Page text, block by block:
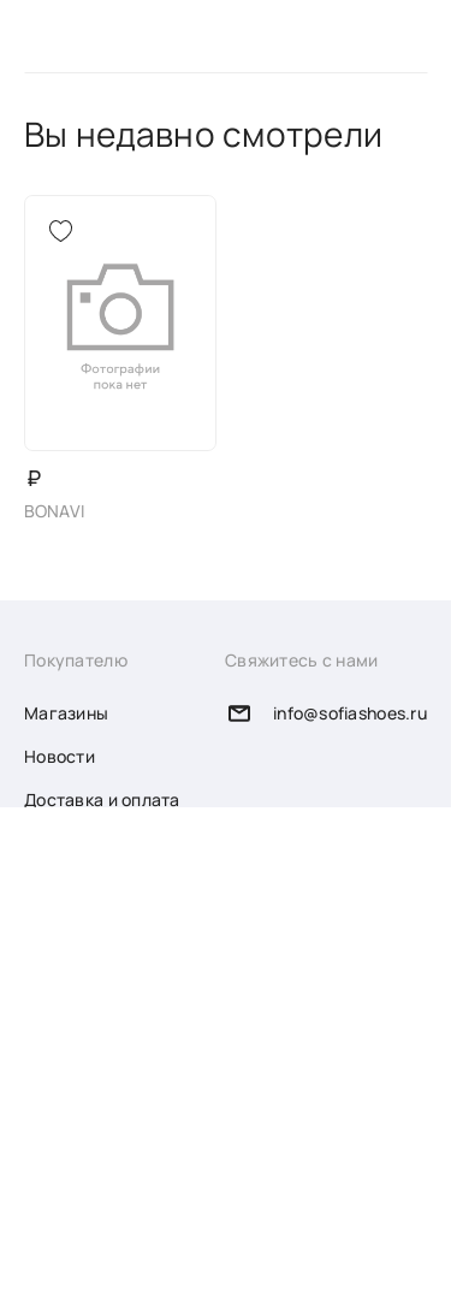
Вы недавно смотрели
₽
BONAVI
Покупателю
Магазины
Новости
Доставка и оплата
Свяжитесь с нами
info@sofiashoes.ru